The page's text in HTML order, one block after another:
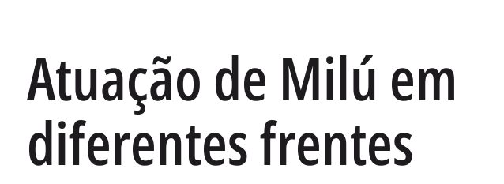
Atuação de Milú em
diferentes frentes